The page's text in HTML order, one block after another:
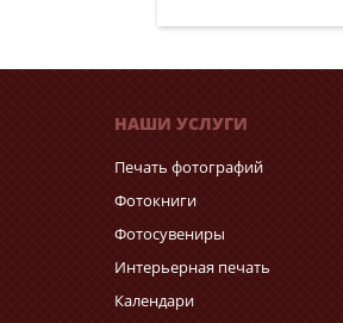
НАШИ УСЛУГИ
Печать фотографий
Фотокниги
Фотосувениры
Интерьерная печать
Календари